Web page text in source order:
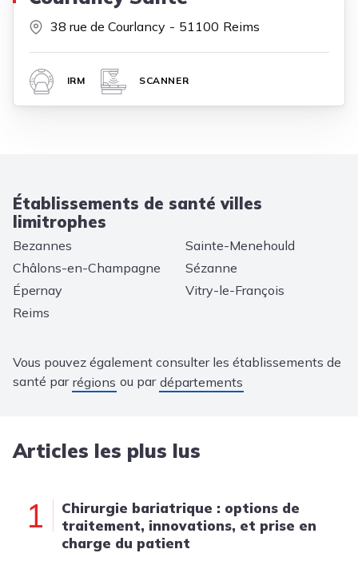
38 rue de Courlancy 51100 Reims
IRM SCANNER
Établissements de santé villes
limitrophes
Bezannes
Châlons-en-Champagne
Épernay
Reims
Sainte-Menehould
Sézanne
Vitry-le-François
Vous pouvez également consulter les établissements de
santé par régions ou par départements
Articles les plus lus
1
Chirurgie bariatrique : options de
traitement, innovations, et prise en
charge du patient